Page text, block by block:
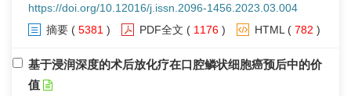
https://doi.org/10.12016/j.issn.2096-1456.2023.03.004
摘要 ( 5381 ) PDF全文 ( 1176 ) HTML ( 782 )
基于浸润深度的术后放化疗在口腔鳞状细胞癌预后中的价
值